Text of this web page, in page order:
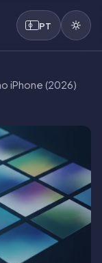
PT
iPhone (2026)